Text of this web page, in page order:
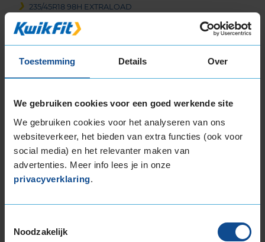
Toestemming Details Over
We gebruiken cookies voor een goed werkende site
We gebruiken cookies voor het analyseren van ons
websiteverkeer, het bieden van extra functies (ook voor
social media) en het relevanter maken van
advertenties. Meer info lees je in onze
privacyverklaring.
Noodzakelijk
235/45R18 98H EXTRALOAD
235/45R18 98V EXTRALOAD
235/50R18 101V EXTRALOAD
235/55R18 104V EXTRALOAD
235/60R18 107H EXTRALOAD
255/40R18 99V EXTRALOAD
255/45R18 103V EXTRALOAD
255/55R18 109H EXTRALOAD
255/55R18 109V EXTRALOAD
195/55R19 94T EXTRALOAD
225/35R19 88W EXTRALOAD